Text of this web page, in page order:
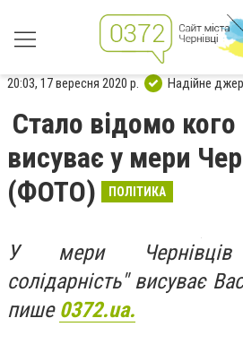
20:03, 17 вересня 2020 р. Надійне
Стало відомо кого
висуває у мери
(ФОТО)
ПОЛІТИКА
У мери Чернівців
солідарність" висуває
пише 0372.ua.